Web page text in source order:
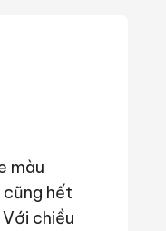
màu
cũng hết
chiều